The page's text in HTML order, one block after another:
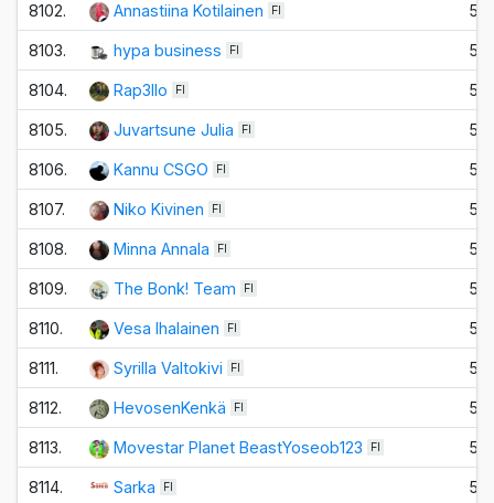
8102. Annastiina Kotilainen FI 5
8103. hypa business FI 5
8104. Rap3llo FI 5
8105. Juvartsune Julia FI 5
8106. Kannu CSGO FI 5
8107. Niko Kivinen FI 5
8108. Minna Annala FI 5
8109. The Bonk! Team FI 5
8110. Vesa Ihalainen FI 5
8111. Syrilla Valtokivi FI 5
8112. HevosenKenkä FI 5
8113. Movestar Planet BeastYoseob123 FI 5
8114. Sarka FI 5